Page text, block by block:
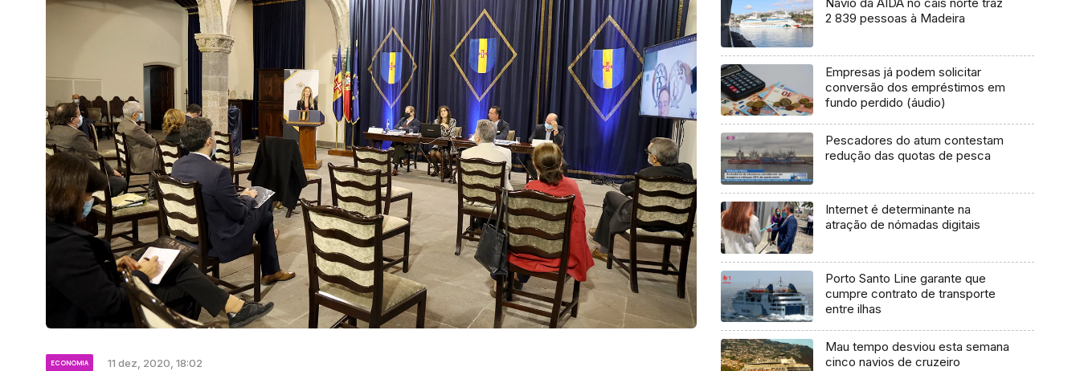
ECONOMIA 11 dez, 2020, 18:02
2 839 pessoas à Madeira
Empresas já podem solicitar
conversão dos empréstimos em
fundo perdido (áudio)
Pescadores do atum contestam
redução das quotas de pesca
Internet é determinante na
atração de nómadas digitais
Porto Santo Line garante que
cumpre contrato de transporte
entre ilhas
Mau tempo desviou esta semana
cinco navios de cruzeiro